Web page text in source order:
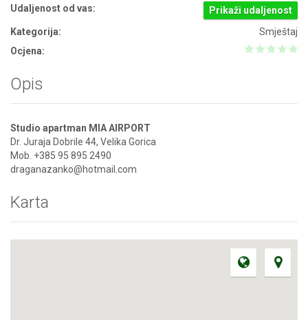
Udaljenost od vas:
Prikaži udaljenost
Kategorija:
Smještaj
Ocjena:
Opis
Studio apartman MIA AIRPORT
Dr. Juraja Dobrile 44, Velika Gorica
Mob. +385 95 895 2490
draganazanko@hotmail.com
Karta